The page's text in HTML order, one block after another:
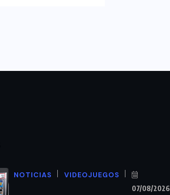
NOTICIAS VIDEOJUEGOS
07/08/2026